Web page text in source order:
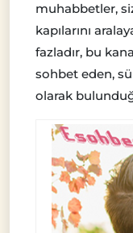
muhabbetler,
kapılarını
fazladır, bu
sohbet eden,
olarak